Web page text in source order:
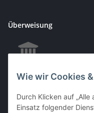
Wie wir Cookies
Durch Klicken auf
Einsatz folgender
Überweisung
EC &